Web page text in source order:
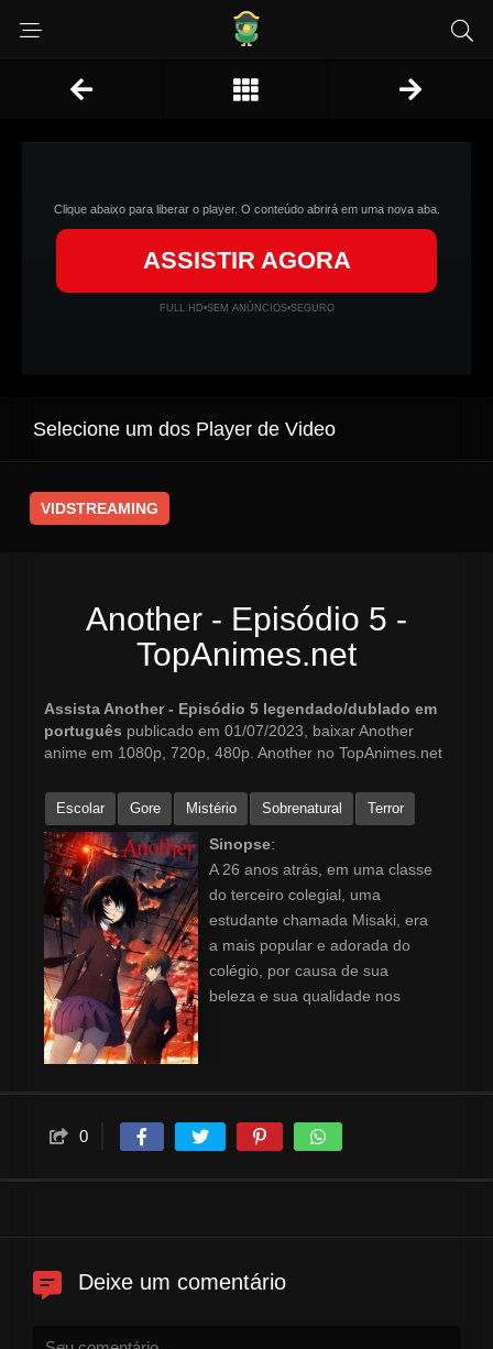
Clique abaixo para liberar o player. O conteúdo abrirá em uma nova aba.
ASSISTIR AGORA
FULL HD•SEM ANÚNCIOS•SEGURO
Selecione um dos Player de Video
VIDSTREAMING
Another - Episódio 5 -
TopAnimes.net
Assista Another - Episódio 5 legendado/dublado em
português publicado em 01/07/2023, baixar Another
anime em 1080p, 720p, 480p. Another no TopAnimes.net
Escolar Gore Mistério Sobrenatural Terror
Sinopse:
A 26 anos atrás, em uma classe
do terceiro colegial, uma
estudante chamada Misaki, era
a mais popular e adorada do
colégio, por causa de sua
beleza e sua qualidade nos
viva com eles até o dia da
formatura. Anos depois, em uma
ocorrido. Lá ele encontra todos
0
Deixe um comentário